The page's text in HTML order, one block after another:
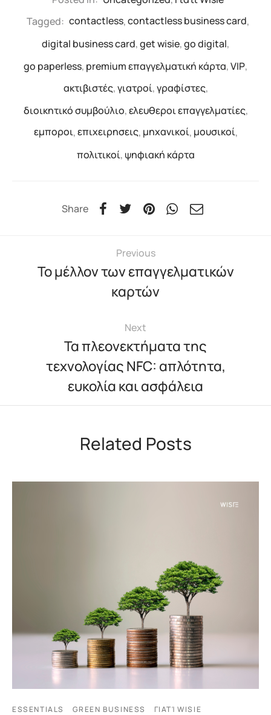
Tagged: contactless,contactless business card,
digital business card,get wisie,go digital,
go paperless, premium επαγγελματική κάρτα,VIP,
ακτιβιστές,γιατροί,γραφίστες,
διοικητικό συμβούλιο,ελευθεροι επαγγελματίες,
εμποροι,επιχειρησεις, μηχανικοί, μουσικοί,
πολιτικοί, ψηφιακή κάρτα
Share
Previous
Το μέλλον των επαγγελματικών
καρτών
Next
Τα πλεονεκτήματα της
τεχνολογίας NFC: απλότητα,
ευκολία και ασφάλεια
Related Posts
ESSENTIALS GREEN BUSINESS ΓΙΑΤΊ WISIE